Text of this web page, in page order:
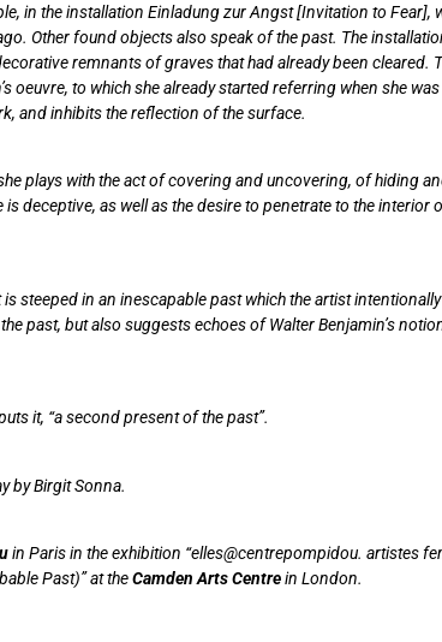
in the installation Einladung zur Angst [Invitation to
Other found objects also speak of the past. The
remnants of graves that had already been
oeuvre, to which she already started referring when she
and inhibits the reflection of the surface.
plays with the act of covering and uncovering, of hiding
deceptive, as well as the desire to penetrate to the
steeped in an inescapable past which the artist
past, but also suggests echoes of Walter Benjamin’s
it, “a second present of the past”.
by Birgit Sonna.
in Paris in the exhibition “elles@centrepompidou. artistes
Past)” at theCamden Arts Centrein London.